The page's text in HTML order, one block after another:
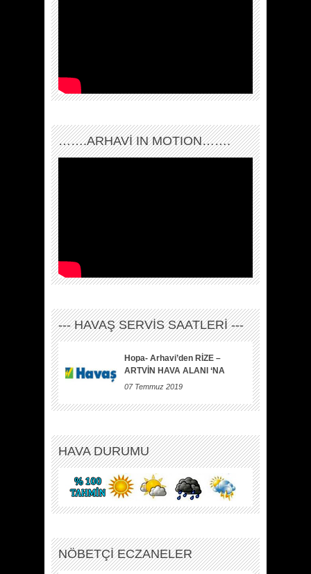
…….ARHAVI IN MOTION…….
--- HAVAŞ SERVİS SAATLERİ ---
Hopa- Arhavi’den RİZE –
ARTVİN HAVA ALANI ‘NA
07 Temmuz 2019
HAVA DURUMU
NÖBETÇİ ECZANELER